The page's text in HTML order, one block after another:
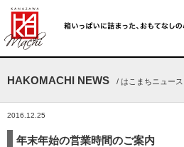
HAKOMACHI NEWS / はこまちニュース
2016.12.25
年末年始の営業時間のご案内